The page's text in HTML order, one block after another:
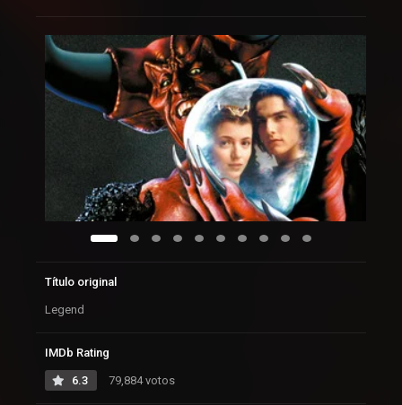
Título original
Legend
IMDb Rating
6.3 79,884 votos